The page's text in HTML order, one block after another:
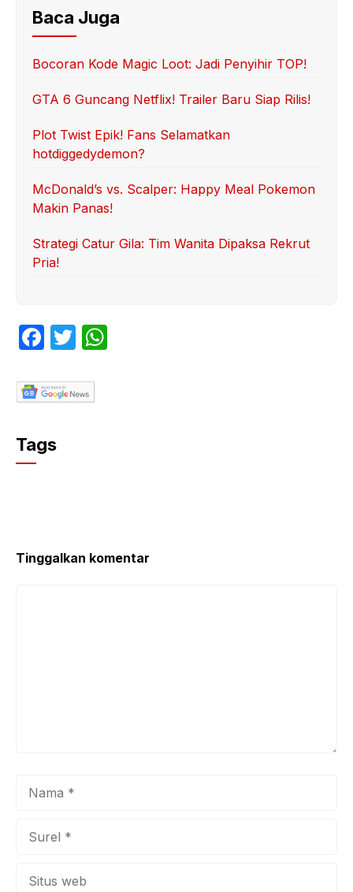
Baca Juga
Bocoran Kode Magic Loot: Jadi Penyihir TOP!
GTA 6 Guncang Netflix! Trailer Baru Siap Rilis!
Plot Twist Epik! Fans Selamatkan
hotdiggedydemon?
McDonald’s vs. Scalper: Happy Meal Pokemon
Makin Panas!
Strategi Catur Gila: Tim Wanita Dipaksa Rekrut
Pria!
F
c
e
b
o
T
itt
er
Tags
Tinggalkan komentar